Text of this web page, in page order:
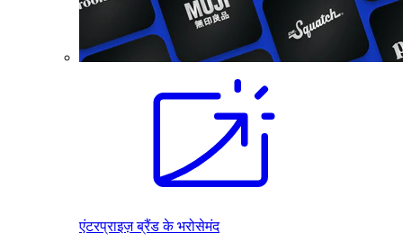
एंटरप्राइज़ ब्रैंड के भरोसेमंद